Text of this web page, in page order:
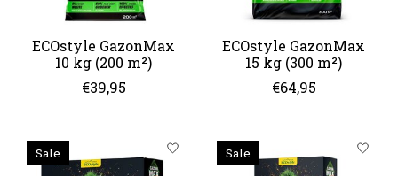
ECOstyle GazonMax
10 kg (200 m²)
€39,95
ECOstyle GazonMax
15 kg (300 m²)
€64,95
Sale Sale